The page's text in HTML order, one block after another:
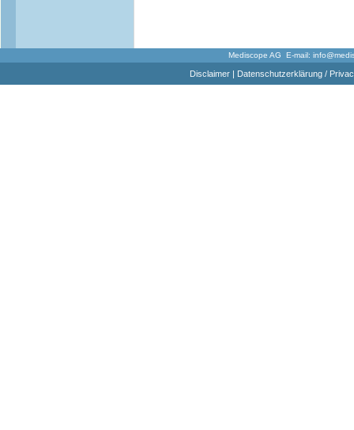
Mediscope AG E-mail:
Disclaimer| Datenschutzerklärung /